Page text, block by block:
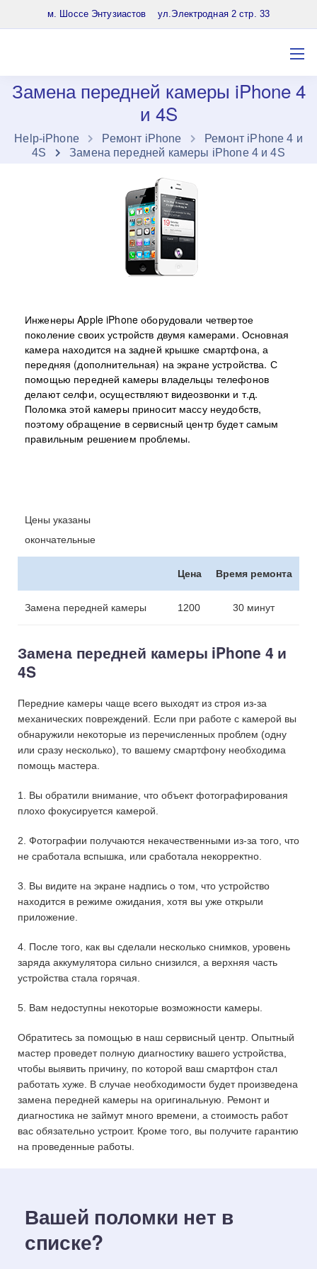
8 (903) 961-65-64
м. Шоссе Энтузиастов ул.Электродная 2 стр. 33
Замена передней камеры iPhone 4
и 4S
Нelp-iPhone Ремонт iPhone
Ремонт iPhone 4 и
4S
Замена передней камеры iPhone 4 и 4S
Инженеры Apple iPhone оборудовали четвертое
поколение своих устройств двумя камерами. Основная
камера находится на задней крышке смартфона, а
передняя (дополнительная) на экране устройства. С
помощью передней камеры владельцы телефонов
делают селфи, осуществляют видеозвонки и т.д.
Поломка этой камеры приносит массу неудобств,
поэтому обращение в сервисный центр будет самым
правильным решением проблемы.
Цены указаны
окончательные
Цена Время ремонта
Замена передней камеры 1200 30 минут
Замена передней камеры iPhone 4 и
4S
Передние камеры чаще всего выходят из строя из-за
механических повреждений. Если при работе с камерой вы
обнаружили некоторые из перечисленных проблем (одну
или сразу несколько), то вашему смартфону необходима
помощь мастера.
1. Вы обратили внимание, что объект фотографирования
плохо фокусируется камерой.
2. Фотографии получаются некачественными из-за того, что
не сработала вспышка, или сработала некорректно.
3. Вы видите на экране надпись о том, что устройство
находится в режиме ожидания, хотя вы уже открыли
приложение.
4. После того, как вы сделали несколько снимков, уровень
заряда аккумулятора сильно снизился, а верхняя часть
устройства стала горячая.
5. Вам недоступны некоторые возможности камеры.
Обратитесь за помощью в наш сервисный центр. Опытный
мастер проведет полную диагностику вашего устройства,
чтобы выявить причину, по которой ваш смартфон стал
работать хуже. В случае необходимости будет произведена
замена передней камеры на оригинальную. Ремонт и
диагностика не займут много времени, а стоимость работ
вас обязательно устроит. Кроме того, вы получите гарантию
на проведенные работы.
Вашей поломки нет в
списке?